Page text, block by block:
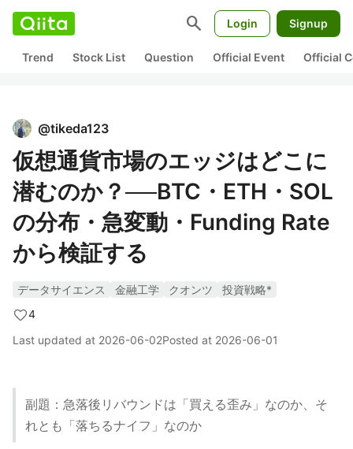
search Login Signup
Trend Stock List Question Official Event Official
@tikeda123
仮想通貨市場のエッジはどこに
潜むのか？──BTC・ETH・SOL
の分布・急変動・Funding Rate
から検証する
データサイエンス 金融工学 クオンツ
投資戦略*
4
Last updated at 2026-06-02Posted at 2026-06-01
副題：急落後リバウンドは「買える歪み」なのか、そ
れとも「落ちるナイフ」なのか